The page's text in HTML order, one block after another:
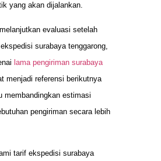
yang akan dijalankan.
evaluasi setelah
surabaya tenggarong,
lama pengiriman surabaya
menjadi referensi berikutnya
membandingkan estimasi
pengiriman secara lebih
tarif ekspedisi surabaya